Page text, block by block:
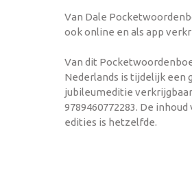
Van Dale
ook online en als app
Van dit
Nederlands is tijdelijk een
jubileumeditie
9789460772283. De inhoud
edities is hetzelfde.